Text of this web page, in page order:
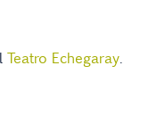
Teatro Echegaray.